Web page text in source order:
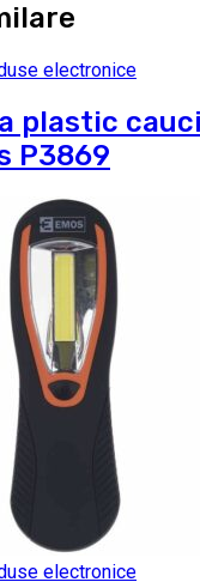
electronice
plastic
P3869
electronice